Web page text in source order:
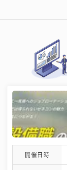
開催日時